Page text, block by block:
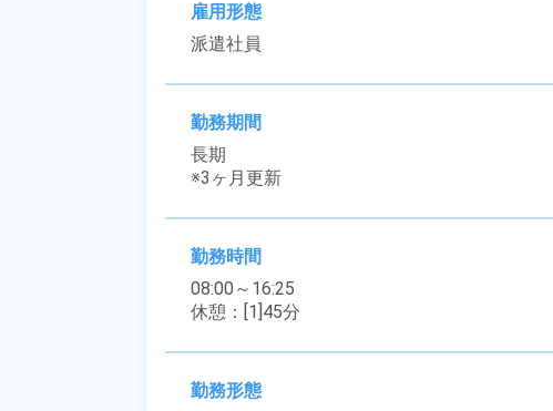
雇用形態
派遣社員
勤務期間
長期
※3ヶ月更新
勤務時間
08:00～16:25
休憩：[1]45分
勤務形態